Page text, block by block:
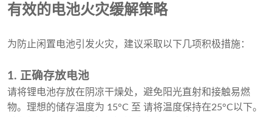
有效的电池火灾缓解策略
为防止闲置电池引发火灾，建议采取以下几项积极措施：
1. 正确存放电池
请将锂电池存放在阴凉干燥处，避免阳光直射和接触易燃
物。理想的储存温度为 15°C 至 请将温度保持在25°C以下。